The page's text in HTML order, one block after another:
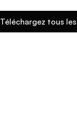
Téléchargez tous